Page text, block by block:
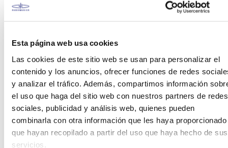
Esta página web usa cookies
Las cookies de este sitio web se usan para personalizar el
contenido y los anuncios, ofrecer funciones de redes
y analizar el tráfico. Además, compartimos información
el uso que haga del sitio web con nuestros partners de redes
sociales, publicidad y análisis web, quienes pueden
combinarla con otra información que les haya proporcionado
que hayan recopilado a partir del uso que haya hecho de sus
servicios.
Con el bajo en posición de tocar, hay tres
inferior del cuerpo. Direccionalmente, desde la
parte inferior hacia el mástil, estos mandos
controlan el aumento/corte de agudos, el
aumento/corte de medios y el aumento/corte
de graves. Encima de estos hay dos perillas
más grandes, más cerca del puente. De estas,
la más cercana al final del cuerpo el equilibrio
de la cápsula (balancer), y el situado hacia el